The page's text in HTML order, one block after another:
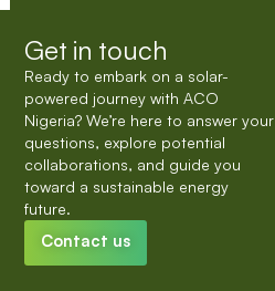
Get in touch
Ready to embark on a solar-
powered journey with ACO
Nigeria? We’re here to answer your
questions, explore potential
collaborations, and guide you
toward a sustainable energy
future.
Contact us